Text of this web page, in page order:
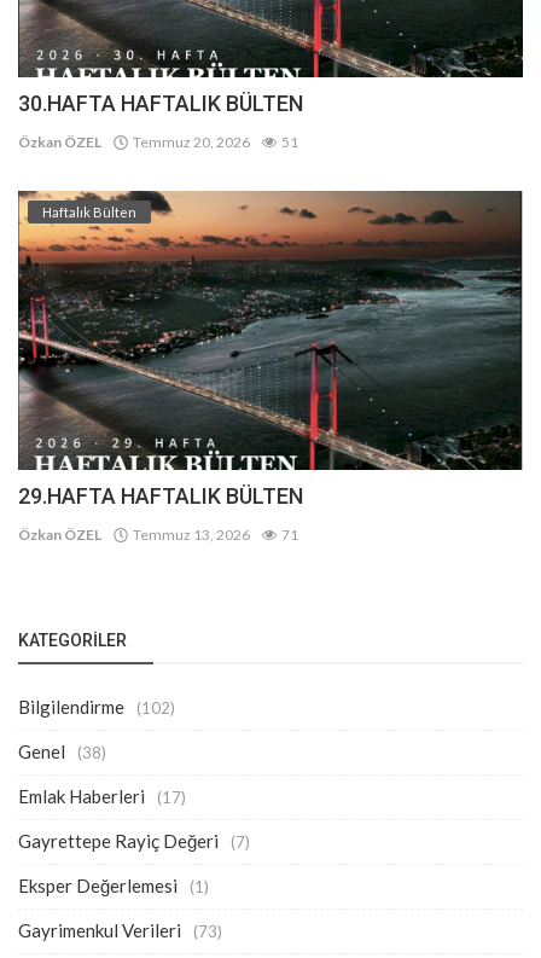
30.HAFTA HAFTALIK BÜLTEN
Özkan ÖZEL Temmuz 20, 2026 51
Haftalık Bülten
29.HAFTA HAFTALIK BÜLTEN
Özkan ÖZEL Temmuz 13, 2026 71
KATEGORILER
Bilgilendirme (102)
Genel (38)
Emlak Haberleri (17)
Gayrettepe Rayiç Değeri (7)
Eksper Değerlemesi (1)
Gayrimenkul Verileri (73)